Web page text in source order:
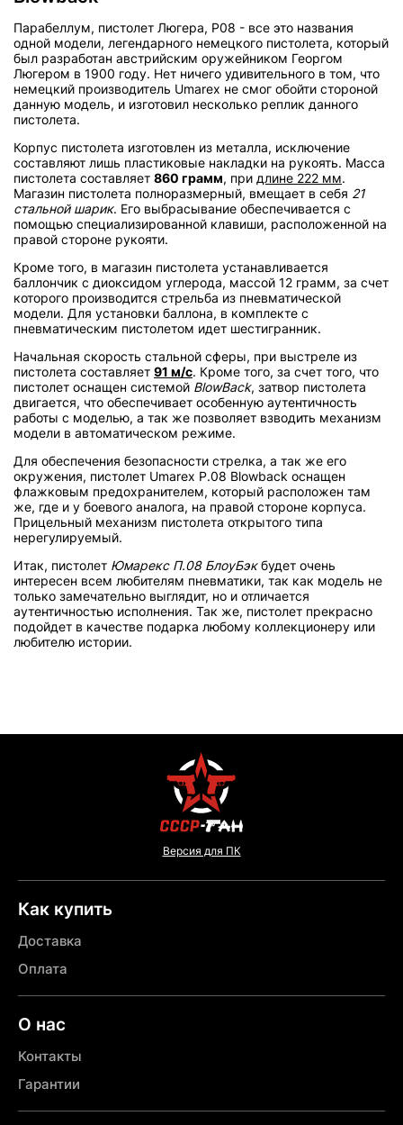
Парабеллум, пистолет Люгера, P08 - все это названия
одной модели, легендарного немецкого пистолета, который
был разработан австрийским оружейником Георгом
Люгером в 1900 году. Нет ничего удивительного в том, что
немецкий производитель Umarex не смог обойти стороной
данную модель, и изготовил несколько реплик данного
пистолета.
Корпус пистолета изготовлен из металла, исключение
составляют лишь пластиковые накладки на рукоять. Масса
пистолета составляет 860 грамм, при длине 222 мм.
Магазин пистолета полноразмерный, вмещает в себя 21
стальной шарик. Его выбрасывание обеспечивается с
помощью специализированной клавиши, расположенной на
правой стороне рукояти.
Кроме того, в магазин пистолета устанавливается
баллончик с диоксидом углерода, массой 12 грамм, за счет
которого производится стрельба из пневматической
модели. Для установки баллона, в комплекте с
пневматическим пистолетом идет шестигранник.
Начальная скорость стальной сферы, при выстреле из
пистолета составляет 91 м/с. Кроме того, за счет того, что
пистолет оснащен системой BlowBack, затвор пистолета
двигается, что обеспечивает особенную аутентичность
работы с моделью, а так же позволяет взводить механизм
модели в автоматическом режиме.
Для обеспечения безопасности стрелка, а так же его
окружения, пистолет Umarex P.08 Blowback оснащен
флажковым предохранителем, который расположен там
же, где и у боевого аналога, на правой стороне корпуса.
Прицельный механизм пистолета открытого типа
нерегулируемый.
Итак, пистолет Юмарекс П.08 БлоуБэкбудет очень
интересен всем любителям пневматики, так как модель не
только замечательно выглядит, но и отличается
аутентичностью исполнения. Так же, пистолет прекрасно
подойдет в качестве подарка любому коллекционеру или
любителю истории.
Версия для ПК
Как купить
Доставка
Оплата
О нас
Контакты
Гарантии